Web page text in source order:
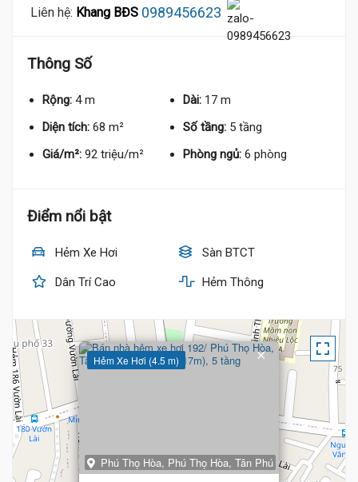
Liên hệ: Khang BĐS 0989456623
Thông Số
Rộng: 4 m Dài: 17 m
Diện tích: 68 m² Số tầng: 5 tầng
Giá/m²: 92 triệu/m² Phòng ngủ: 6 phòng
Điểm nổi bật
Hẻm Xe Hơi Sàn BTCT
Dân Trí Cao Hẻm Thông
Hẻm Xe Hơi (4.5 m)
Phú Thọ Hòa, Phú Thọ Hòa, Tân Phú
×